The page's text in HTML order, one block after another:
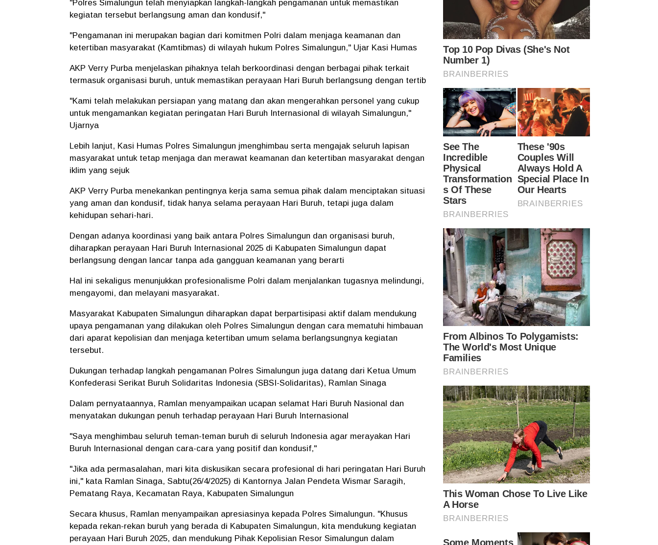
"Polres Simalungun telah menyiapkan langkah-langkah pengamanan untuk memastikan
kegiatan tersebut berlangsung aman dan kondusif,"
"Pengamanan ini merupakan bagian dari komitmen Polri dalam menjaga keamanan dan
ketertiban masyarakat (Kamtibmas) di wilayah hukum Polres Simalungun," Ujar Kasi Humas
AKP Verry Purba menjelaskan pihaknya telah berkoordinasi dengan berbagai pihak terkait
termasuk organisasi buruh, untuk memastikan perayaan Hari Buruh berlangsung dengan tertib
"Kami telah melakukan persiapan yang matang dan akan mengerahkan personel yang cukup
untuk mengamankan kegiatan peringatan Hari Buruh Internasional di wilayah Simalungun,"
Ujarnya
Lebih lanjut, Kasi Humas Polres Simalungun jmenghimbau serta mengajak seluruh lapisan
masyarakat untuk tetap menjaga dan merawat keamanan dan ketertiban masyarakat dengan
iklim yang sejuk
AKP Verry Purba menekankan pentingnya kerja sama semua pihak dalam menciptakan situasi
yang aman dan kondusif, tidak hanya selama perayaan Hari Buruh, tetapi juga dalam
kehidupan sehari-hari.
Dengan adanya koordinasi yang baik antara Polres Simalungun dan organisasi buruh,
diharapkan perayaan Hari Buruh Internasional 2025 di Kabupaten Simalungun dapat
berlangsung dengan lancar tanpa ada gangguan keamanan yang berarti
Hal ini sekaligus menunjukkan profesionalisme Polri dalam menjalankan tugasnya melindungi,
mengayomi, dan melayani masyarakat.
Masyarakat Kabupaten Simalungun diharapkan dapat berpartisipasi aktif dalam mendukung
upaya pengamanan yang dilakukan oleh Polres Simalungun dengan cara mematuhi himbauan
dari aparat kepolisian dan menjaga ketertiban umum selama berlangsungnya kegiatan
tersebut.
Dukungan terhadap langkah pengamanan Polres Simalungun juga datang dari Ketua Umum
Konfederasi Serikat Buruh Solidaritas Indonesia (SBSI-Solidaritas), Ramlan Sinaga
Dalam pernyataannya, Ramlan menyampaikan ucapan selamat Hari Buruh Nasional dan
menyatakan dukungan penuh terhadap perayaan Hari Buruh Internasional
"Saya menghimbau seluruh teman-teman buruh di seluruh Indonesia agar merayakan Hari
Buruh Internasional dengan cara-cara yang positif dan kondusif,"
"Jika ada permasalahan, mari kita diskusikan secara profesional di hari peringatan Hari Buruh
ini," kata Ramlan Sinaga, Sabtu(26/4/2025) di Kantornya Jalan Pendeta Wismar Saragih,
Pematang Raya, Kecamatan Raya, Kabupaten Simalungun
Secara khusus, Ramlan menyampaikan apresiasinya kepada Polres Simalungun. "Khusus
kepada rekan-rekan buruh yang berada di Kabupaten Simalungun, kita mendukung kegiatan
perayaan Hari Buruh 2025, dan mendukung Pihak Kepolisian Resor Simalungun dalam